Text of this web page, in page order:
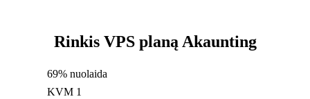
Rinkis VPS planą Akaunting
69% nuolaida
KVM 1